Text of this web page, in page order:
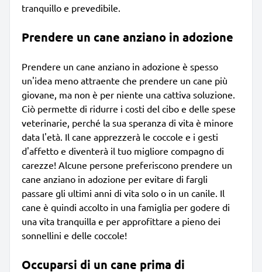
tranquillo e prevedibile.
Prendere un cane anziano in adozione
Prendere un cane anziano in adozione è spesso
un'idea meno attraente che prendere un cane più
giovane, ma non è per niente una cattiva soluzione.
Ciò permette di ridurre i costi del cibo e delle spese
veterinarie, perché la sua speranza di vita è minore
data l'età. Il cane apprezzerà le coccole e i gesti
d'affetto e diventerà il tuo migliore compagno di
carezze! Alcune persone preferiscono prendere un
cane anziano in adozione per evitare di fargli
passare gli ultimi anni di vita solo o in un canile. Il
cane è quindi accolto in una famiglia per godere di
una vita tranquilla e per approfittare a pieno dei
sonnellini e delle coccole!
Occuparsi di un cane prima di